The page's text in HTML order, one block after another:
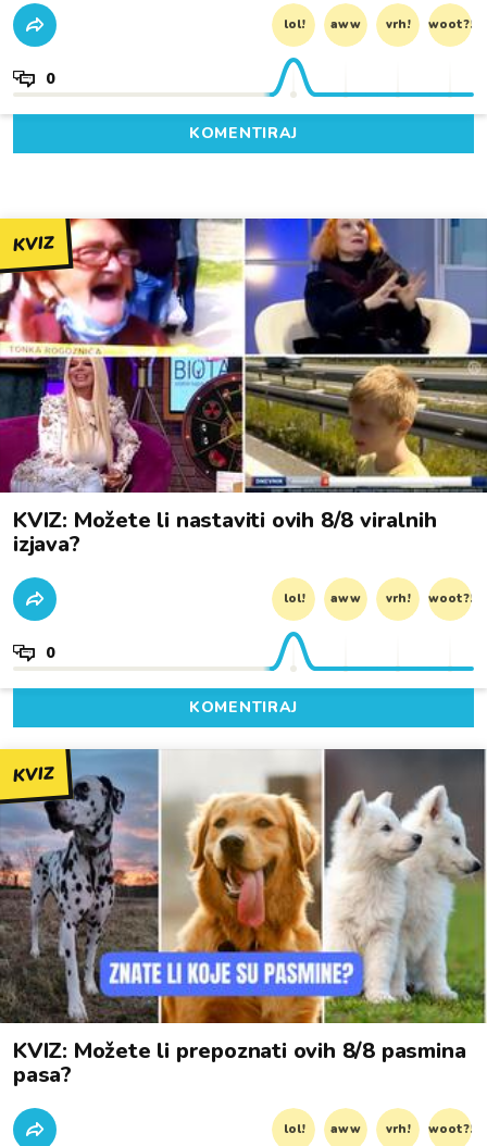
lol! aww vrh! woot?!
0
KOMENTIRAJ
KVIZ
KVIZ: Možete li nastaviti ovih 8/8 viralnih
izjava?
lol! aww vrh! woot?!
0
KOMENTIRAJ
KVIZ
KVIZ: Možete li prepoznati ovih 8/8 pasmina
pasa?
lol! aww vrh! woot?!